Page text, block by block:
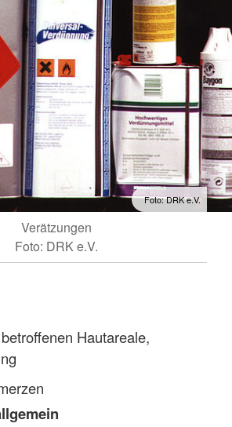
Foto: DRK e.V.
Verätzungen
Foto: DRK e.V.
Hautareale,